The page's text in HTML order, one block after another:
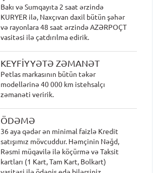
Bakı və Sumqayıta 2 saat ərzində
KURYER ilə, Naxçıvan daxil bütün şəhər
və rayonlara 48 saat ərzində AZƏRPOÇT
vasitəsi ilə çatdırılma edirik.
KEYFİYYƏTƏ ZƏMANƏT
Petlas markasının bütün təkər
modellərinə 40 000 km istehsalçı
zəmanəti veririk.
ÖDƏMƏ
36 aya qədər ən minimal faizlə Kredit
satışımız mövcuddur. Həmçinin Nəğd,
Rəsmi müqavilə ilə köçürmə və Taksit
kartları (1 Kart, Tam Kart, Bolkart)